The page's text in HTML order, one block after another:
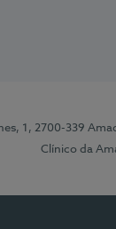
1, 2700-339
Clínico da